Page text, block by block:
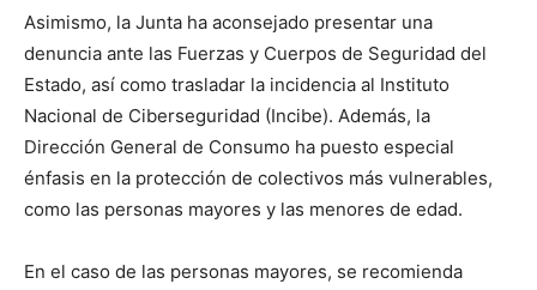
Asimismo, la Junta ha aconsejado presentar una
denuncia ante las Fuerzas y Cuerpos de Seguridad del
Estado, así como trasladar la incidencia al Instituto
Nacional de Ciberseguridad (Incibe). Además, la
Dirección General de Consumo ha puesto especial
énfasis en la protección de colectivos más vulnerables,
como las personas mayores y las menores de edad.
En el caso de las personas mayores, se recomienda